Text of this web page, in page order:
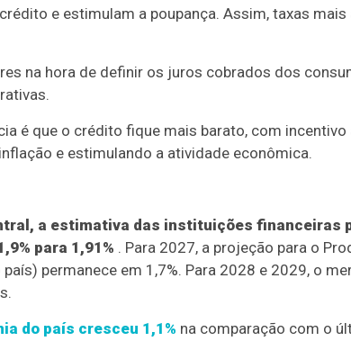
e estimulam a poupança. Assim, taxas
na hora de definir os juros cobrados dos
é que o crédito fique mais barato, com
e estimulando a atividade econômica.
a estimativa das instituições financeiras
para 1,91% . Para 2027, a projeção para o
permanece em 1,7%. Para 2028 e 2029, o
do país cresceu 1,1% na comparação com o